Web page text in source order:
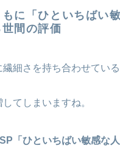
に「ひといちばい
間の評価
細さを持ち合わせている
てしまいますね。
「ひといちばい敏感な人